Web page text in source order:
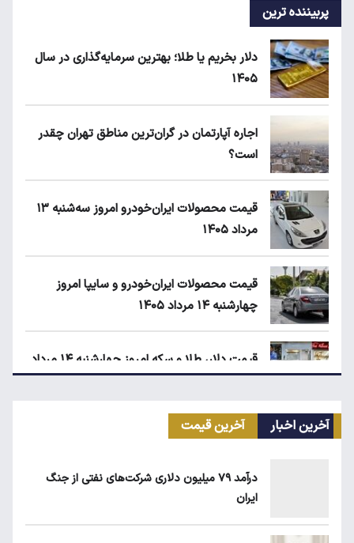
پربیننده ترین
دلار بخریم یا طلا؛ بهترین سرمایه‌گذاری در سال
۱۴۰۵
اجاره آپارتمان در گران‌ترین مناطق تهران چقدر
است؟
قیمت محصولات ایران‌خودرو امروز سه‌شنبه ۱۳
مرداد ۱۴۰۵
قیمت محصولات ایران‌خودرو و سایپا امروز
چهارشنبه ۱۴ مرداد ۱۴۰۵
قیمت دلار، طلا و سکه امروز چهارشنبه ۱۴ مرداد
۱۴۰۵
آخرین اخبار آخرین قیمت
درآمد ۷۹ میلیون دلاری شرکت‌های نفتی از جنگ
ایران